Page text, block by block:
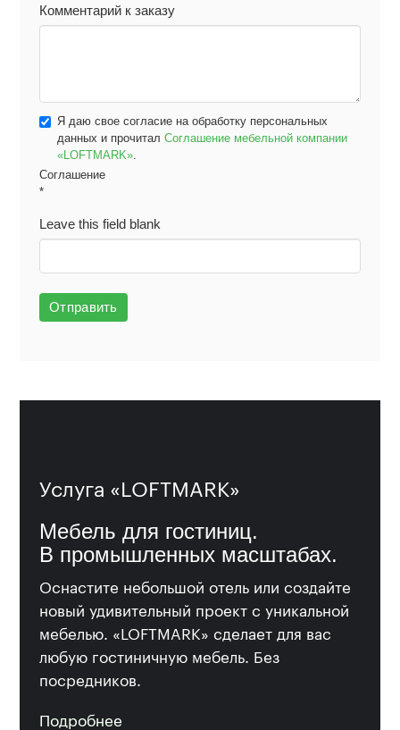
Комментарий к заказу
Я даю свое согласие на обработку персональных
данных и прочитал Соглашение мебельной компании
«LOFTMARK»
Соглашение
*
Leave this field blank
Отправить
Услуга «LOFTMARK»
Мебель для гостиниц.
В промышленных масштабах.
Оснастите небольшой отель или создайте
новый удивительный проект с уникальной
мебелью. «LOFTMARK» сделает для вас
любую гостиничную мебель. Без
посредников.
Подробнее